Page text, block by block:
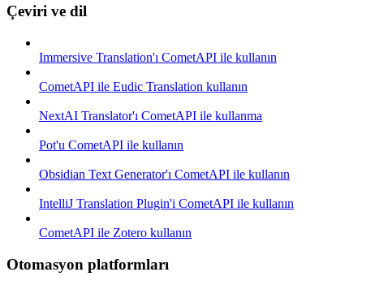
Çeviri ve dil
Immersive Translation'ı CometAPI ile kullanın
CometAPI ile Eudic Translation kullanın
NextAI Translator'ı CometAPI ile kullanma
Pot'u CometAPI ile kullanın
Obsidian Text Generator'ı CometAPI ile kullanın
IntelliJ Translation Plugin'i CometAPI ile kullanın
CometAPI ile Zotero kullanın
Otomasyon platformları